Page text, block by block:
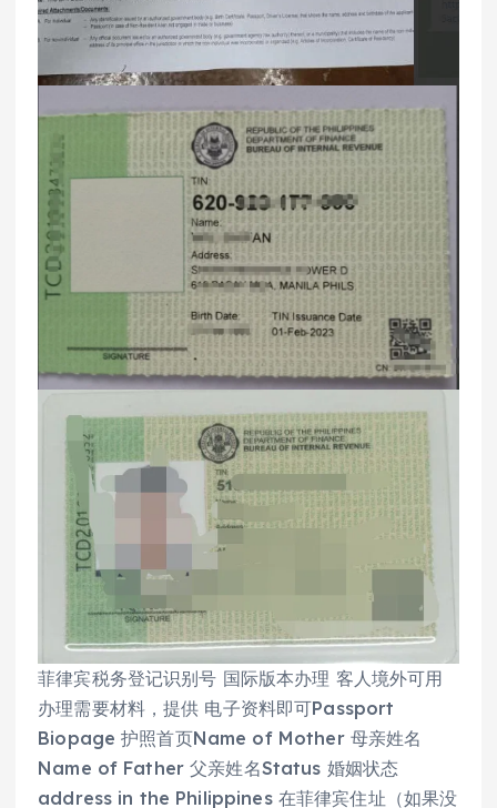
菲律宾税务登记识别号 国际版本办理 客人境外可用
办理需要材料，提供 电子资料即可Passport
Biopage 护照首页Name of Mother 母亲姓名
Name of Father 父亲姓名Status 婚姻状态
address in the Philippines 在菲律宾住址（如果没